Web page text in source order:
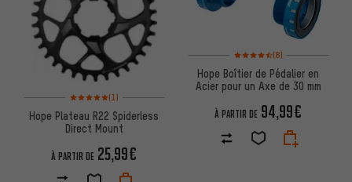
Note moyenne : 5 sur 5 d'après 1 avis
(1)
Hope Plateau R22 Spiderless
Direct Mount
À PARTIR DE 25,99€
Note moyenne : 4,5 sur 5
(8)
Hope Boîtier de Pédalier en
Acier pour un Axe de 30 mm
À PARTIR DE 94,99€